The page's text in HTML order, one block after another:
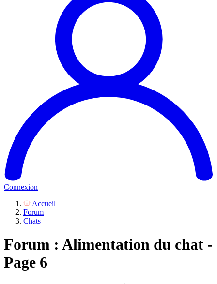
Connexion
Accueil
Forum
Chats
Forum : Alimentation du chat -
Page 6